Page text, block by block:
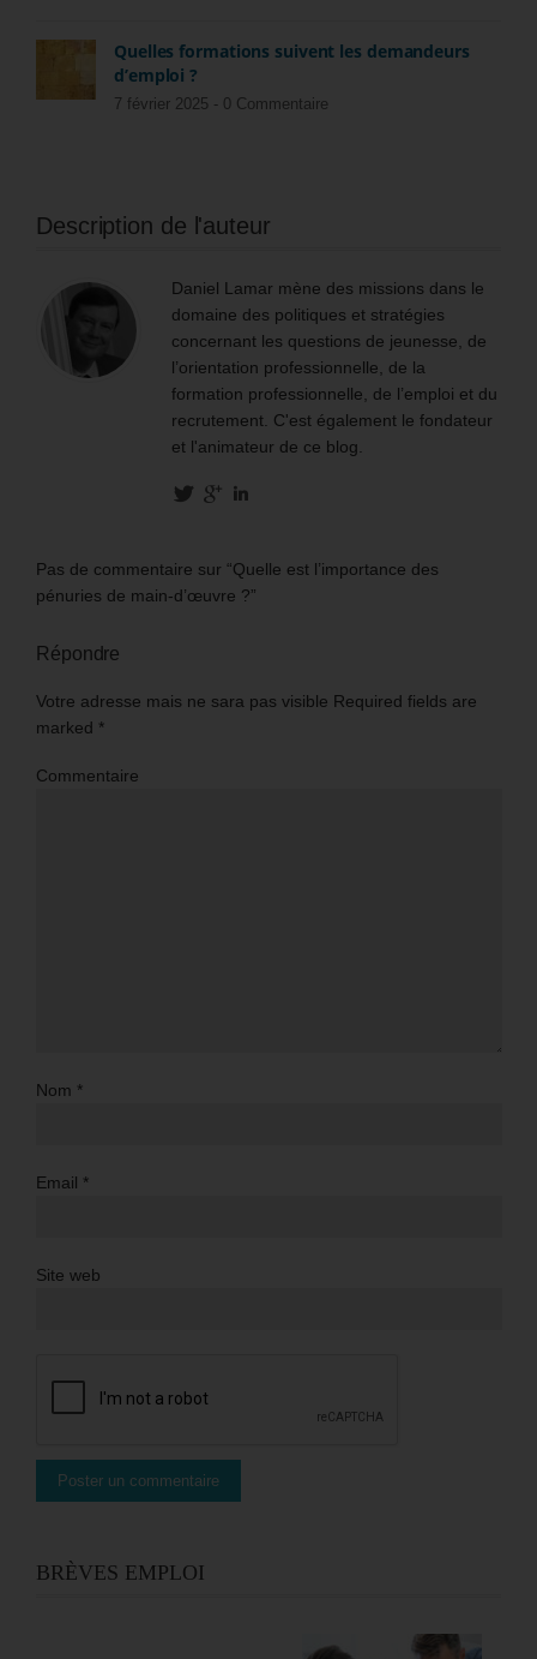
Quelles formations suivent les demandeurs
d’emploi ?
7 février 2025 - 0 Commentaire
Description de l'auteur
Daniel Lamar mène des missions dans le
domaine des politiques et stratégies
concernant les questions de jeunesse, de
l’orientation professionnelle, de la
formation professionnelle, de l’emploi et du
recrutement. C'est également le fondateur
et l'animateur de ce blog.
Pas de commentaire sur “Quelle est l’importance des
pénuries de main-d’œuvre ?”
Répondre
Votre adresse mais ne sara pas visible Required fields are
marked *
Commentaire
Nom *
Email *
Site web
BRÈVES EMPLOI